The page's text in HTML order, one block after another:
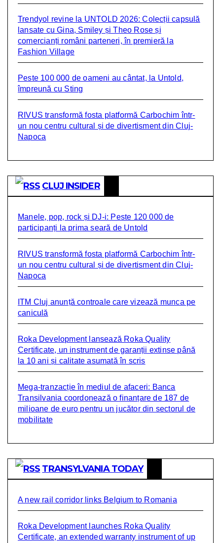
Trendyol revine la UNTOLD 2026: Colecții capsulă
lansate cu Gina, Smiley și Theo Rose și
comercianți români parteneri, în premieră la
Fashion Village
Peste 100 000 de oameni au cântat, la Untold,
împreună cu Sting
RIVUS transformă fosta platformă Carbochim într-
un nou centru cultural și de divertisment din Cluj-
Napoca
CLUJ INSIDER
Manele, pop, rock și DJ-i: Peste 120 000 de
participanți la prima seară de Untold
RIVUS transformă fosta platformă Carbochim într-
un nou centru cultural și de divertisment din Cluj-
Napoca
ITM Cluj anunță controale care vizează munca pe
caniculă
Roka Development lansează Roka Quality
Certificate, un instrument de garanții extinse până
la 10 ani și calitate asumată în scris
Mega-tranzacție în mediul de afaceri: Banca
Transilvania coordonează o finanțare de 187 de
milioane de euro pentru un jucător din sectorul de
mobilitate
TRANSYLVANIA TODAY
A new rail corridor links Belgium to Romania
Roka Development launches Roka Quality
Certificate, an extended warranty instrument of up